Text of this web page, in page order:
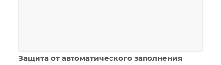
Защита от автоматического заполнения